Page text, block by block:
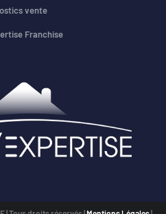
vente
Franchise